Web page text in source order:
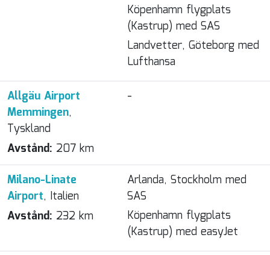
Köpenhamn flygplats
(Kastrup) med SAS
Landvetter, Göteborg med
Lufthansa
Allgäu Airport
Memmingen,
Tyskland
Avstånd: 207 km
-
Milano-Linate
Airport, Italien
Avstånd: 232 km
Arlanda, Stockholm med
SAS
Köpenhamn flygplats
(Kastrup) med easyJet